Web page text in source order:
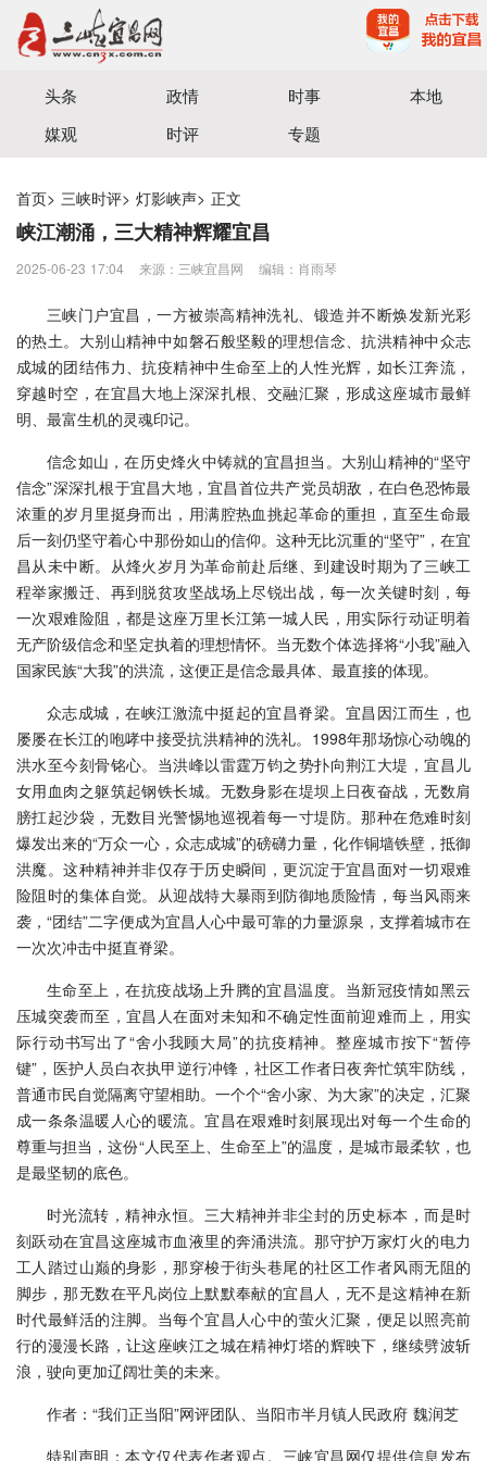
宜昌三峡融媒体中心主办
头条 政情 时事
本地
媒观
时评 专题
首页> 三峡时评> 灯影峡声> 正文
峡江潮涌，三大精神辉耀宜昌
2025-06-23 17:04 来源：三峡宜昌网 编辑：肖雨琴
三峡门户宜昌，一方被崇高精神洗礼、锻造并不断焕发新光彩
的热土。大别山精神中如磐石般坚毅的理想信念、抗洪精神中众志
成城的团结伟力、抗疫精神中生命至上的人性光辉，如长江奔流，
穿越时空，在宜昌大地上深深扎根、交融汇聚，形成这座城市最鲜
明、最富生机的灵魂印记。
信念如山，在历史烽火中铸就的宜昌担当。大别山精神的“坚守
信念”深深扎根于宜昌大地，宜昌首位共产党员胡敌，在白色恐怖最
浓重的岁月里挺身而出，用满腔热血挑起革命的重担，直至生命最
后一刻仍坚守着心中那份如山的信仰。这种无比沉重的“坚守”，在宜
昌从未中断。从烽火岁月为革命前赴后继、到建设时期为了三峡工
程举家搬迁、再到脱贫攻坚战场上尽锐出战，每一次关键时刻，每
一次艰难险阻，都是这座万里长江第一城人民，用实际行动证明着
无产阶级信念和坚定执着的理想情怀。当无数个体选择将“小我”融入
国家民族“大我”的洪流，这便正是信念最具体、最直接的体现。
众志成城，在峡江激流中挺起的宜昌脊梁。宜昌因江而生，也
屡屡在长江的咆哮中接受抗洪精神的洗礼。1998年那场惊心动魄的
洪水至今刻骨铭心。当洪峰以雷霆万钧之势扑向荆江大堤，宜昌儿
女用血肉之躯筑起钢铁长城。无数身影在堤坝上日夜奋战，无数肩
膀扛起沙袋，无数目光警惕地巡视着每一寸堤防。那种在危难时刻
爆发出来的“万众一心，众志成城”的磅礴力量，化作铜墙铁壁，抵御
洪魔。这种精神并非仅存于历史瞬间，更沉淀于宜昌面对一切艰难
险阻时的集体自觉。从迎战特大暴雨到防御地质险情，每当风雨来
袭，“团结”二字便成为宜昌人心中最可靠的力量源泉，支撑着城市在
一次次冲击中挺直脊梁。
生命至上，在抗疫战场上升腾的宜昌温度。当新冠疫情如黑云
压城突袭而至，宜昌人在面对未知和不确定性面前迎难而上，用实
际行动书写出了“舍小我顾大局”的抗疫精神。整座城市按下“暂停
键”，医护人员白衣执甲逆行冲锋，社区工作者日夜奔忙筑牢防线，
普通市民自觉隔离守望相助。一个个“舍小家、为大家”的决定，汇聚
成一条条温暖人心的暖流。宜昌在艰难时刻展现出对每一个生命的
尊重与担当，这份“人民至上、生命至上”的温度，是城市最柔软，也
是最坚韧的底色。
时光流转，精神永恒。三大精神并非尘封的历史标本，而是时
刻跃动在宜昌这座城市血液里的奔涌洪流。那守护万家灯火的电力
工人踏过山巅的身影，那穿梭于街头巷尾的社区工作者风雨无阻的
脚步，那无数在平凡岗位上默默奉献的宜昌人，无不是这精神在新
时代最鲜活的注脚。当每个宜昌人心中的萤火汇聚，便足以照亮前
行的漫漫长路，让这座峡江之城在精神灯塔的辉映下，继续劈波斩
浪，驶向更加辽阔壮美的未来。
作者：“我们正当阳”网评团队、当阳市半月镇人民政府 魏润芝
特别声明：本文仅代表作者观点。三峡宜昌网仅提供信息发布